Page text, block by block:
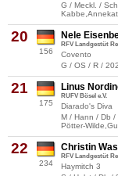
G / Meckl. /
20
156
Nele
RFV Landgestüt
Covento
G / OS / R /
21
175
Linus
RUFV Bösel e.V.
Diarado's Diva
M / Hann / Db /
Pötter-
22
234
Christin
RFV Landgestüt
Haymitch 3